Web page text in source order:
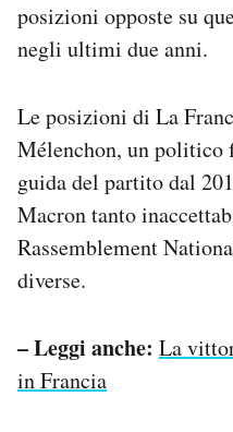
posizioni opposte su
negli ultimi due anni.
Le posizioni di La
Mélenchon, un politico
guida del partito dal
Macron tanto
Rassemblement
diverse.
– Leggi anche: La
in Francia